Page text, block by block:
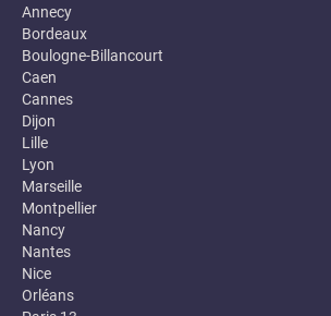
Annecy
Bordeaux
Boulogne-Billancourt
Caen
Cannes
Dijon
Lille
Lyon
Marseille
Montpellier
Nancy
Nantes
Nice
Orléans